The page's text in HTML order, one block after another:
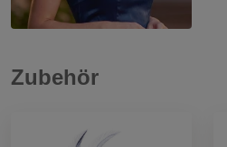
Zubehör